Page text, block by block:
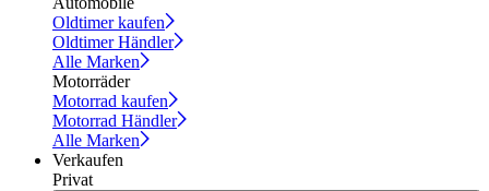
Oldtimer kaufen
Oldtimer Händler
Alle Marken
Motorräder
Motorrad kaufen
Motorrad Händler
Alle Marken
Verkaufen
Privat